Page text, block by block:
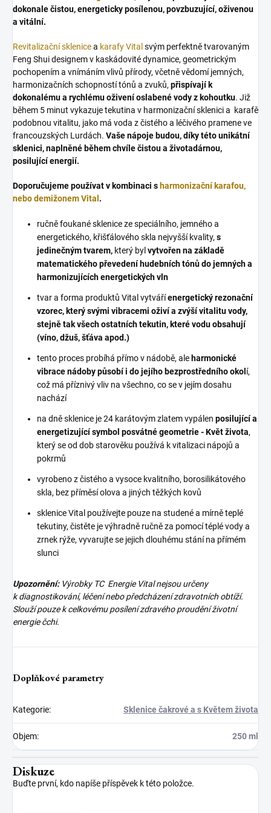
dokonale čistou, energeticky posílenou, povzbuzující, oživenou
a vitální.
Revitalizační sklenicea karafy Vital svým perfektně tvarovaným
Feng Shui designem v kaskádovité dynamice, geometrickým
pochopením a vnímáním vlivů přírody, včetně vědomí jemných,
harmonizačních schopností tónů a zvuků, přispívají k
dokonalému a rychlému oživení oslabené vody z kohoutku. Již
během 5 minut vykazuje tekutina v harmonizační sklenici a karafě
podobnou vitalitu, jako má voda z čistého a léčivého pramene ve
francouzských Lurdách. Vaše nápoje budou, díky této unikátní
sklenici, naplněné během chvíle čistou a životadárnou,
posilující energií.
Doporučujeme používat v kombinaci s harmonizační karafou,
nebo demižonem Vital .
ručně foukané sklenice ze speciálního, jemného a
energetického, křišťálového skla nejvyšší kvality, s
jedinečným tvarem, který byl vytvořen na základě
matematického převedení hudebních tónů do jemných a
harmonizujících energetických vln
tvar a forma produktů Vital vytváříenergetický rezonační
vzorec, který svými vibracemi oživí a zvýší vitalitu vody,
stejně tak všech ostatních tekutin, které vodu obsahují
(víno, džuš, šťáva apod.)
tento proces probíhá přímo v nádobě, ale harmonické
vibrace nádoby působí i do jejího bezprostředního okol í,
což má příznivý vliv na všechno, co se v jejím dosahu
nachází
na dně sklenice je 24 karátovým zlatem vypálen posilující a
energetizující symbol posvátné geometrie - Květ života,
který se od dob starověku používá k vitalizaci nápojů a
pokrmů
vyrobeno z čistého a vysoce kvalitního, borosilikátového
skla, bez příměsí olova a jiných těžkých kovů
sklenice Vital používejte pouze na studené a mírně teplé
tekutiny, čistěte je výhradně ručně za pomocí téplé vody a
zrnek rýže, vyvarujte se jejich dlouhému stání na přímém
slunci
Upozornění:Výrobky TC Energie Vital nejsou určeny
k diagnostikování, léčení nebo předcházení zdravotních obtíží.
Slouží pouze k celkovému posílení zdravého proudění životní
energie čchi.
Doplňkové parametry
Kategorie: Sklenice čakrové a s Květem života
Objem: 250 ml
Diskuze
Buďte první, kdo napíše příspěvek k této položce.